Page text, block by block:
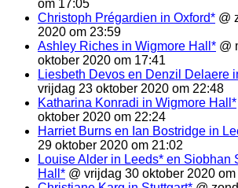
om 17:05
Christoph Prégardien in Oxford* @
2020 om 23:59
Ashley Riches in Wigmore Hall* @
oktober 2020 om 17:41
Liesbeth Devos en Denzil Delaere
vrijdag 23 oktober 2020 om 22:48
Katharina Konradi in Wigmore Hall*
oktober 2020 om 22:24
Harriet Burns en Ian Bostridge in
29 oktober 2020 om 21:02
Louise Alder in Leeds* en Siobhan
Hall* @ vrijdag 30 oktober 2020